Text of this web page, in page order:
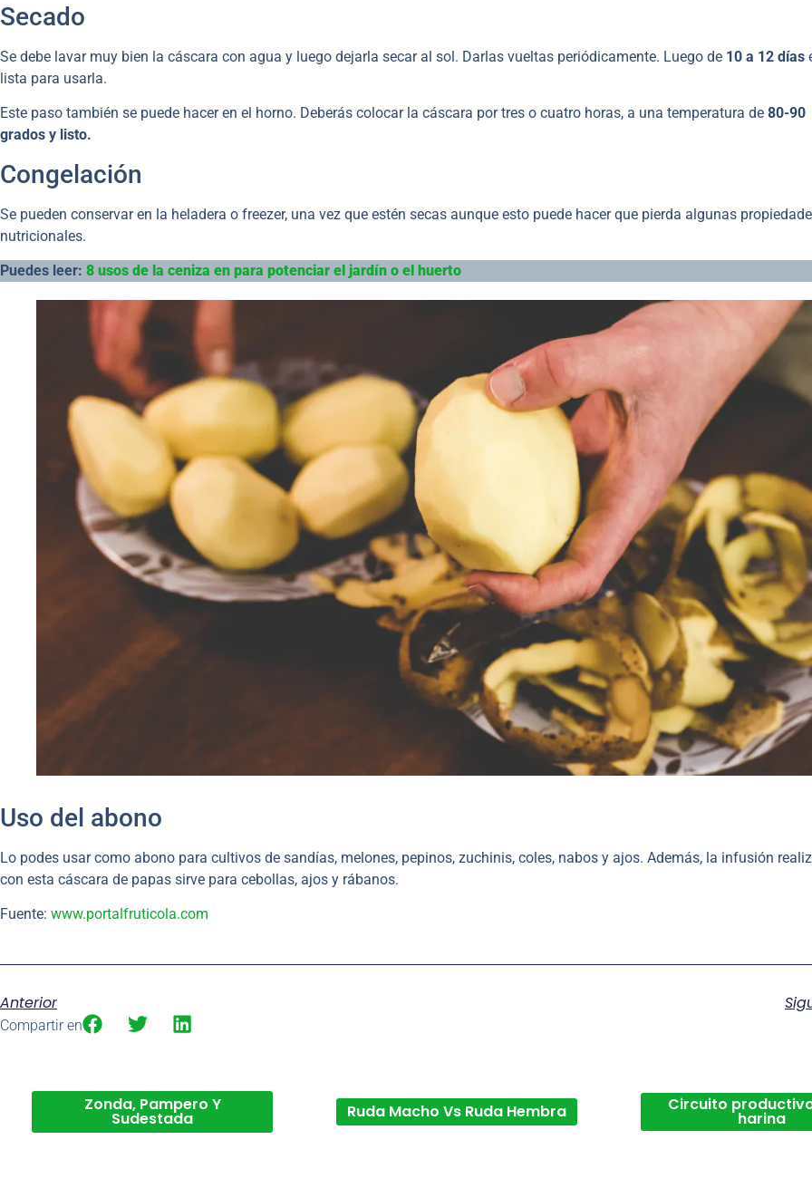
Secado
Se debe lavar muy bien la cáscara con agua y luego dejarla secar al sol. Darlas vueltas periódicamente. Luego de 10 a 12 días
lista para usarla.
Este paso también se puede hacer en el horno. Deberás colocar la cáscara por tres o cuatro horas, a una temperatura de 80-90
grados y listo.
Congelación
Se pueden conservar en la heladera o freezer, una vez que estén secas aunque esto puede hacer que pierda algunas
nutricionales.
Puedes leer: 8 usos de la ceniza en para potenciar el jardín o el huerto
Uso del abono
Lo podes usar como abono para cultivos de sandías, melones, pepinos, zuchinis, coles, nabos y ajos. Además, la infusión
con esta cáscara de papas sirve para cebollas, ajos y rábanos.
Fuente: www.portalfruticola.com
Anterior
Compartir en
Zonda, Pampero Y
Sudestada Ruda Macho Vs Ruda Hembra Circuito
harina